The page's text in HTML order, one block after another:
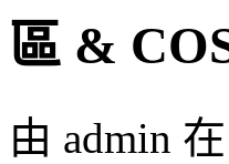
區 &
由 admin